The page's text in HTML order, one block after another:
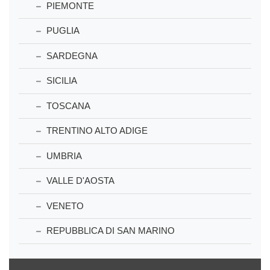
PIEMONTE
PUGLIA
SARDEGNA
SICILIA
TOSCANA
TRENTINO ALTO ADIGE
UMBRIA
VALLE D'AOSTA
VENETO
REPUBBLICA DI SAN MARINO